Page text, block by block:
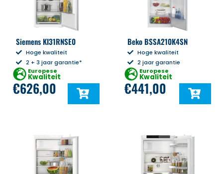
Siemens KI31RNSE0
Hoge kwaliteit
2 + 3 jaar garantie*
Europese
Kwaliteit
€626,00
Beko BSSA210K4SN
Hoge kwaliteit
2 jaar garantie
Europese
Kwaliteit
€441,00